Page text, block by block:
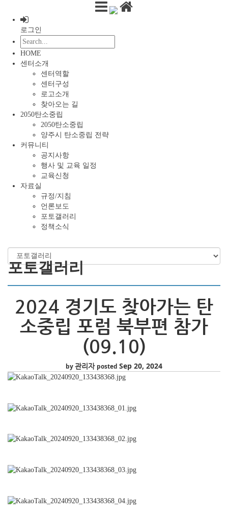
메뉴 건너뛰기
로그인
HOME
센터소개
센터역할
센터구성
로고소개
찾아오는 길
2050탄소중립
2050탄소중립
양주시 탄소중립 전략
커뮤니티
공지사항
행사 및 교육 일정
교육신청
자료실
규정/지침
언론보도
포토갤러리
정책소식
포토갤러리
2024 경기도 찾아가는 탄
소중립 포럼 북부편 참가
(09.10)
by관리자 posted Sep 20, 2024